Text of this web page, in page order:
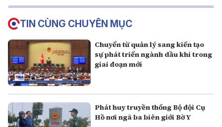
TIN CÙNG CHUYÊN MỤC
Chuyển từ quản lý sang kiến tạo
sự phát triển ngành dầu khí trong
giai đoạn mới
Phát huy truyền thống Bộ đội Cụ
Hồ nơi ngã ba biên giới Bờ Y